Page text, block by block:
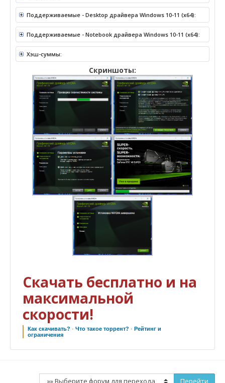
Поддерживаемые - Desktop драйвера Windows 10-11 (x64):
Поддерживаемые - Notebook драйвера Windows 10-11 (x64):
Хэш-суммы:
Скриншоты:
Скачать бесплатно и на
максимальной
скорости!
Как скачивать? ·Что такое торрент? · Рейтинг и
ограничения